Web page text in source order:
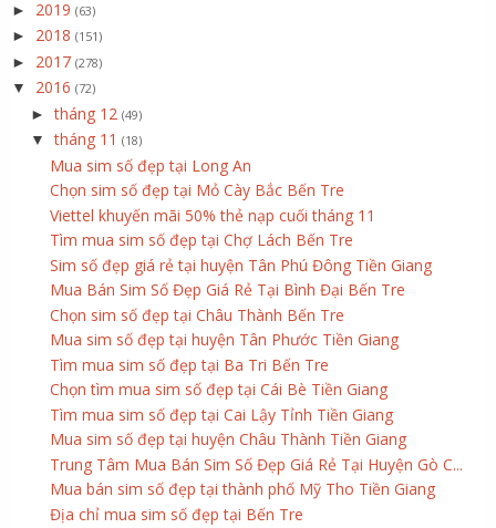
► 2019 (63)
► 2018 (151)
► 2017 (278)
▼ 2016 (72)
►tháng 12 (49)
▼tháng 11 (18)
Mua sim số đẹp tại Long An
Chọn sim số đẹp tại Mỏ Cày Bắc Bến Tre
Viettel khuyến mãi 50% thẻ nạp cuối tháng 11
Tìm mua sim số đẹp tại Chợ Lách Bến Tre
Sim số đẹp giá rẻ tại huyện Tân Phú Đông Tiền Giang
Mua Bán Sim Số Đẹp Giá Rẻ Tại Bình Đại Bến Tre
Chọn sim số đẹp tại Châu Thành Bến Tre
Mua sim số đẹp tại huyện Tân Phước Tiền Giang
Tìm mua sim số đẹp tại Ba Tri Bến Tre
Chọn tìm mua sim số đẹp tại Cái Bè Tiền Giang
Tìm mua sim số đẹp tại Cai Lậy Tỉnh Tiền Giang
Mua sim số đẹp tại huyện Châu Thành Tiền Giang
Trung Tâm Mua Bán Sim Số Đẹp Giá Rẻ Tại Huyện Gò C...
Mua bán sim số đẹp tại thành phố Mỹ Tho Tiền Giang
Địa chỉ mua sim số đẹp tại Bến Tre